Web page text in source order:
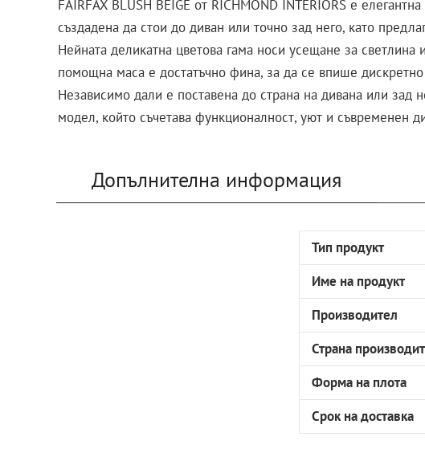
FAIRFAX BLUSH BEIGE от RICHMOND INTERIORS е
създадена да стои до диван или точно зад него, като
Нейната деликатна цветова гама носи усещане за
помощна маса е достатъчно фина, за да се впише
Независимо дали е поставена до страна на дивана или зад
модел, който съчетава функционалност, уют и съвременен
Допълнителна информация
Тип продукт
Име на продукт
Производител
Страна
Форма на плота
Срок на доставка